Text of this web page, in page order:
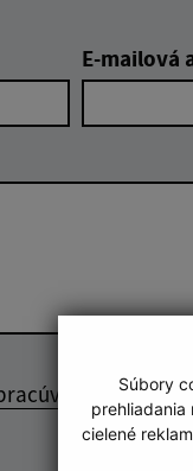
Súbory
prehliadania
cielené
E-mailová